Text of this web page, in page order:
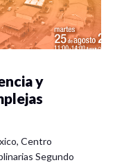
y
Centro
Segundo